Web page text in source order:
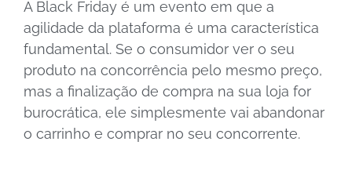
A Black Friday é um evento em que a
agilidade da plataforma é uma característica
fundamental. Se o consumidor ver o seu
produto na concorrência pelo mesmo preço,
mas a finalização de compra na sua loja for
burocrática, ele simplesmente vai abandonar
o carrinho e comprar no seu concorrente.